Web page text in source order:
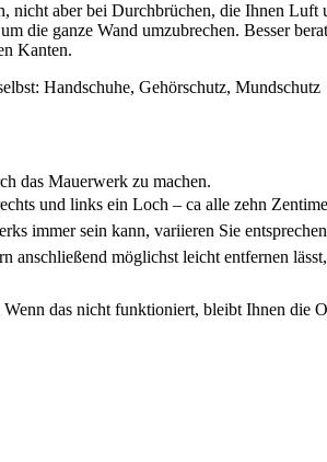
nicht aber bei Durchbrüchen, die Ihnen Luft
die ganze Wand umzubrechen. Besser
Kanten.
Handschuhe, Gehörschutz, Mundschutz
das Mauerwerk zu machen.
und links ein Loch – ca alle zehn
immer sein kann, variieren Sie
anschließend möglichst leicht entfernen lässt,
das nicht funktioniert, bleibt Ihnen die